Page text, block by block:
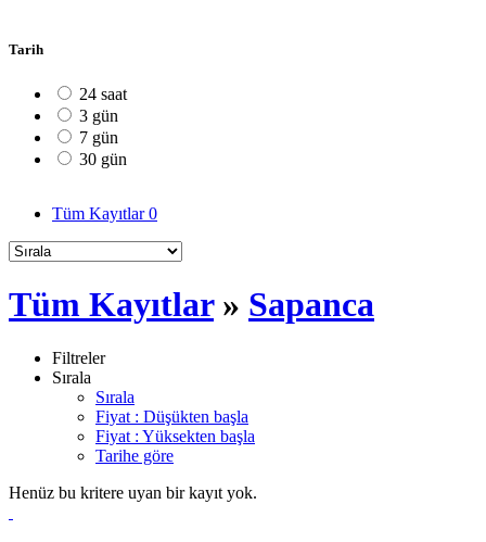
Tarih
24 saat
3 gün
7 gün
30 gün
Tüm Kayıtlar0
Tüm Kayıtlar» Sapanca
Filtreler
Sırala
Sırala
Fiyat : Düşükten başla
Fiyat : Yüksekten başla
Tarihe göre
Henüz bu kritere uyan bir kayıt yok.